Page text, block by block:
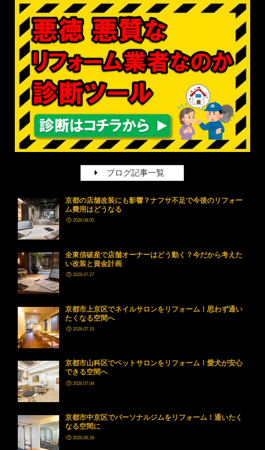
ブログ記事一覧
京都の店舗改装にも影響？ナフサ不足で今後のリフォー
ム費用はどうなる
2026.08.05
全東信破産で店舗オーナーはどう動く？今だから考えた
い改装と資金計画
2026.07.27
京都市上京区でネイルサロンをリフォーム！思わず通い
たくなる空間へ
2026.07.15
京都市山科区でペットサロンをリフォーム！愛犬が安心
できる空間へ
2026.07.04
京都市中京区でパーソナルジムをリフォーム！通いたく
なる空間に
2026.06.28